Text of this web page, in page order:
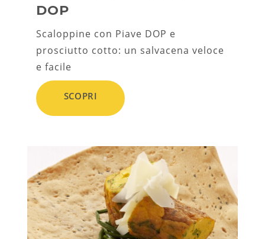
DOP
Scaloppine con Piave DOP e
prosciutto cotto: un salvacena veloce
e facile
SCOPRI